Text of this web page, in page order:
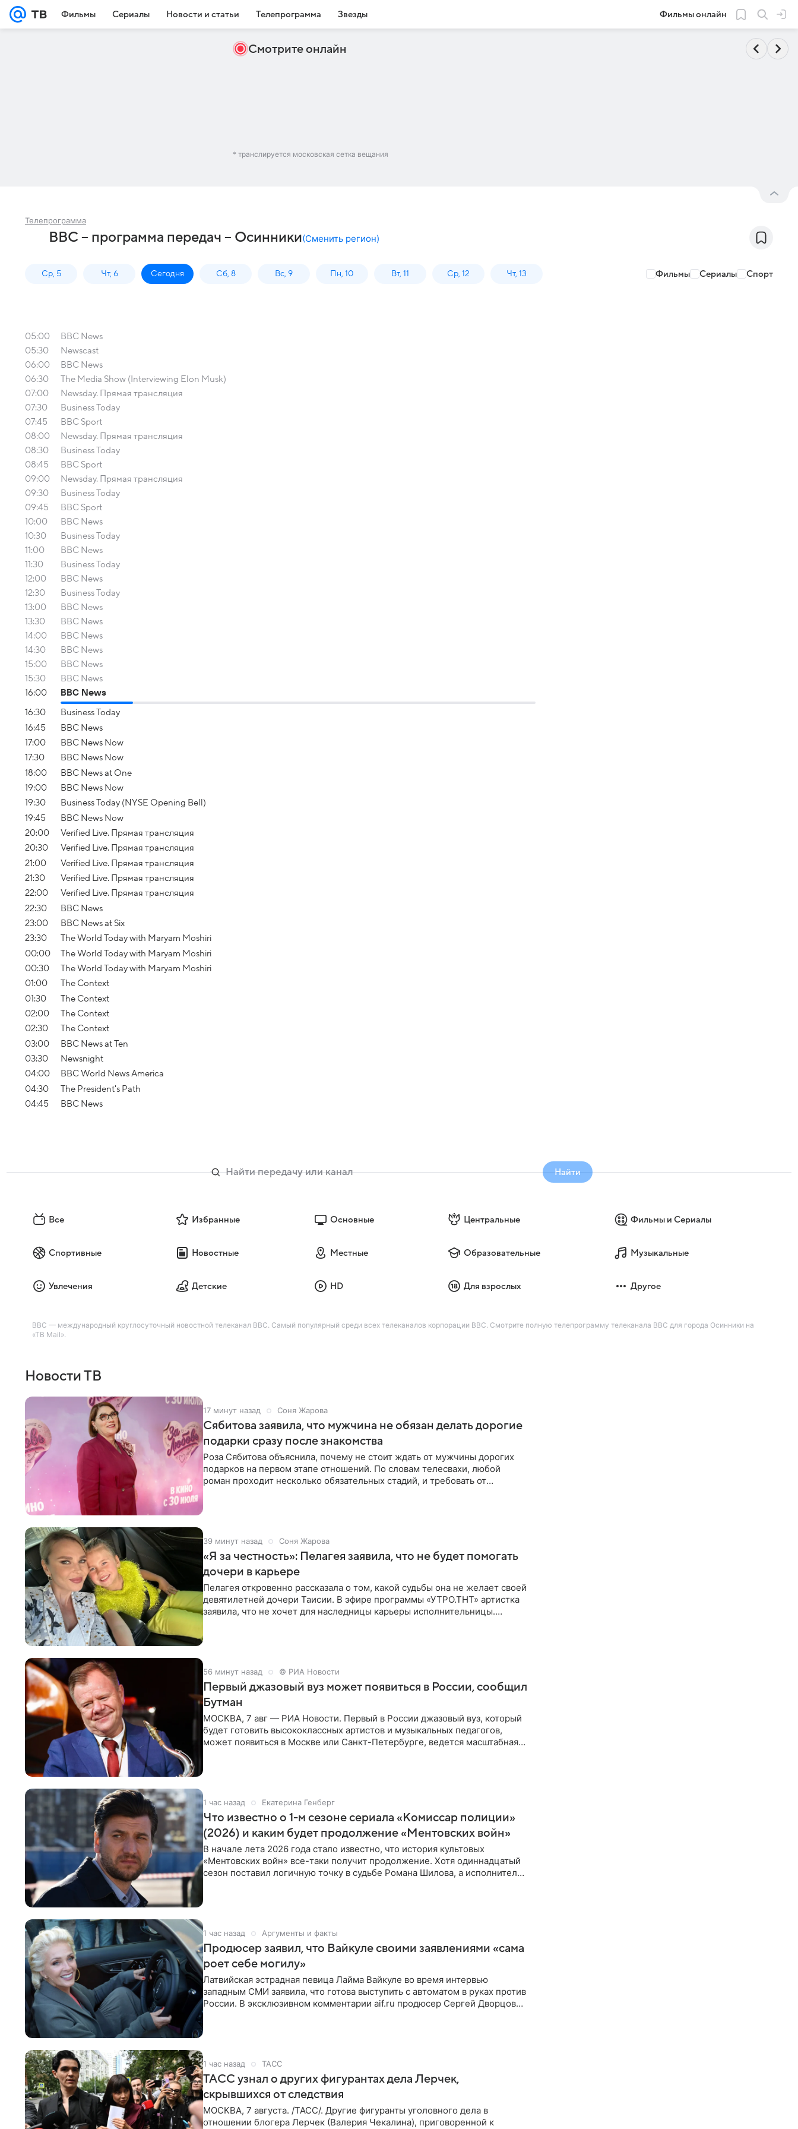
Фильмы Сериалы Новости и статьи Телепрограмма Звезды Фильмы онлайн
Смотрите онлайн
* транслируется московская сетка вещания
Телепрограмма
BBC – программа передач – Осинники(Сменить регион)
Ср, 5 Чт, 6 Сегодня Сб, 8 Вс, 9 Пн, 10 Вт, 11 Ср, 12 Чт, 13 Фильмы Сериалы Спорт
05:00
BBC News
05:30
Newscast
06:00
BBC News
06:30
The Media Show (Interviewing Elon Musk)
07:00
Newsday. Прямая трансляция
07:30
Business Today
07:45
BBC Sport
08:00
Newsday. Прямая трансляция
08:30
Business Today
08:45
BBC Sport
09:00
Newsday. Прямая трансляция
09:30
Business Today
09:45
BBC Sport
10:00
BBC News
10:30
Business Today
11:00
BBC News
11:30
Business Today
12:00
BBC News
12:30
Business Today
13:00
BBC News
13:30
BBC News
14:00
BBC News
14:30
BBC News
15:00
BBC News
15:30
BBC News
16:00
BBC News
16:30
Business Today
16:45
BBC News
17:00
BBC News Now
17:30
BBC News Now
18:00
BBC News at One
19:00
BBC News Now
19:30
Business Today (NYSE Opening Bell)
19:45
BBC News Now
20:00
Verified Live. Прямая трансляция
20:30
Verified Live. Прямая трансляция
21:00
Verified Live. Прямая трансляция
21:30
Verified Live. Прямая трансляция
22:00
Verified Live. Прямая трансляция
22:30
BBC News
23:00
BBC News at Six
23:30
The World Today with Maryam Moshiri
00:00
The World Today with Maryam Moshiri
00:30
The World Today with Maryam Moshiri
01:00
The Context
01:30
The Context
02:00
The Context
02:30
The Context
03:00
BBC News at Ten
03:30
Newsnight
04:00
BBC World News America
04:30
The President's Path
04:45
BBC News
Найти
Все Избранные Основные Центральные Фильмы и Сериалы
Спортивные Новостные Местные Образовательные Музыкальные
Увлечения Детские HD Для взрослых Другое
BBC — международный круглосуточный новостной телеканал BBC. Самый популярный среди всех телеканалов корпорации BBC. Смотрите полную телепрограмму телеканала BBC для города Осинники на
«ТВ Mail».
Новости ТВ
17 минут назад Соня Жарова
Сябитова заявила, что мужчина не обязан делать дорогие
подарки сразу после знакомства
Роза Сябитова объяснила, почему не стоит ждать от мужчины дорогих
подарков на первом этапе отношений. По словам телесвахи, любой
роман проходит несколько обязательных стадий, и требовать от
39 минут назад Соня Жарова
«Я за честность»: Пелагея заявила, что не будет помогать
дочери в карьере
Пелагея откровенно рассказала о том, какой судьбы она не желает своей
девятилетней дочери Таисии. В эфире программы «УТРО.ТНТ» артистка
заявила, что не хочет для наследницы карьеры исполнительницы.
56 минут назад © РИА Новости
Первый джазовый вуз может появиться в России, сообщил
Бутман
МОСКВА, 7 авг — РИА Новости. Первый в России джазовый вуз, который
будет готовить высококлассных артистов и музыкальных педагогов,
может появиться в Москве или Санкт-Петербурге, ведется масштабная
1 час назад Екатерина Генберг
Что известно о 1-м сезоне сериала «Комиссар полиции»
(2026) и каким будет продолжение «Ментовских войн»
В начале лета 2026 года стало известно, что история культовых
«Ментовских войн» все-таки получит продолжение. Хотя одиннадцатый
сезон поставил логичную точку в судьбе Романа Шилова, а исполнитель
1 час назад Аргументы и факты
Продюсер заявил, что Вайкуле своими заявлениями «сама
роет себе могилу»
Латвийская эстрадная певица Лайма Вайкуле во время интервью
западным СМИ заявила, что готова выступить с автоматом в руках против
России. В эксклюзивном комментарии aif.ru продюсер Сергей Дворцов
1 час назад ТАСС
ТАСС узнал о других фигурантах дела Лерчек,
скрывшихся от следствия
МОСКВА, 7 августа. /ТАСС/. Другие фигуранты уголовного дела в
отношении блогера Лерчек (Валерия Чекалина), приговоренной к